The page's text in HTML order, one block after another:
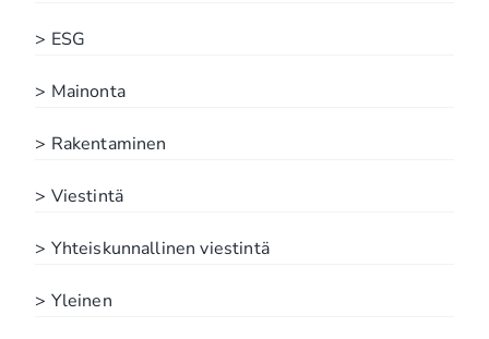
> ESG
> Mainonta
> Rakentaminen
> Viestintä
> Yhteiskunnallinen viestintä
> Yleinen